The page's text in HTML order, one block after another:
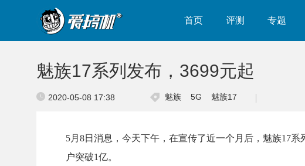
首页 评测 专题
魅族17系列发布，3699元起
2020-05-08 17:38 魅族 5G 魅族17
5月8日消息，今天下午，在宣传了近一个月后，魅族17
户突破1亿。